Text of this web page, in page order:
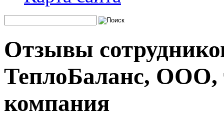
Отзывы
ТеплоБаланс, ООО,
компания